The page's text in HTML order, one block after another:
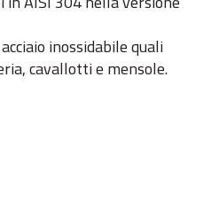
inossidabile quali
cavallotti e mensole.